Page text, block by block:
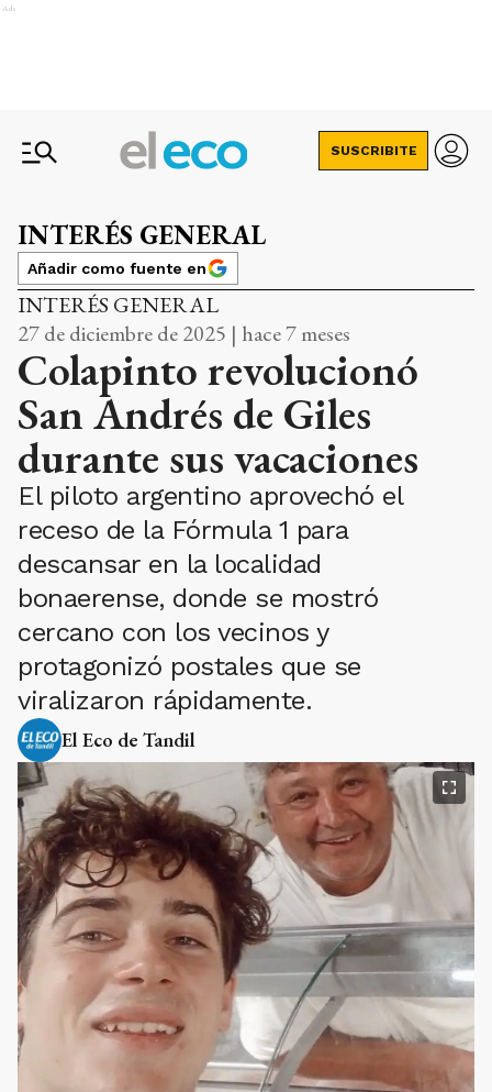
Ads
SUSCRIBITE
INTERÉS GENERAL
Añadir como fuente en
INTERÉS GENERAL
27 de diciembre de 2025 | hace 7 meses
Colapinto revolucionó
San Andrés de Giles
durante sus vacaciones
El piloto argentino aprovechó el
receso de la Fórmula 1 para
descansar en la localidad
bonaerense, donde se mostró
cercano con los vecinos y
protagonizó postales que se
viralizaron rápidamente.
El Eco de Tandil